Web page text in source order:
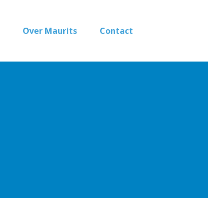
Over Maurits Contact